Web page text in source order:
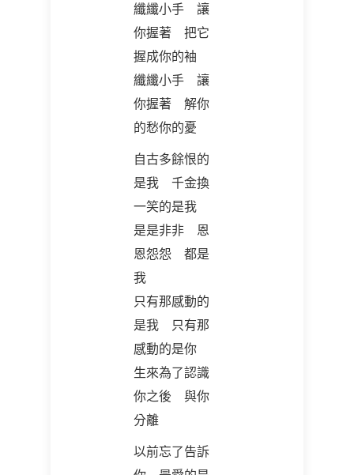
纖纖小手 讓
你握著 把它
握成你的袖
纖纖小手 讓
你握著 解你
的愁你的憂
自古多餘恨的
是我 千金換
一笑的是我
是是非非 恩
恩怨怨 都是
我
只有那感動的
是我 只有那
感動的是你
生來為了認識
你之後 與你
分離
以前忘了告訴